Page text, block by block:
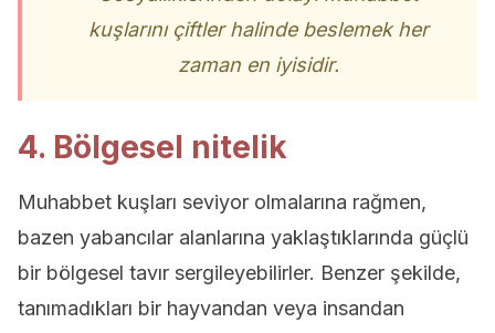
kuşlarını çiftler halinde beslemek her
zaman en iyisidir.
4. Bölgesel nitelik
Muhabbet kuşları seviyor olmalarına rağmen,
bazen yabancılar alanlarına yaklaştıklarında güçlü
bir bölgesel tavır sergileyebilirler. Benzer şekilde,
tanımadıkları bir hayvandan veya insandan